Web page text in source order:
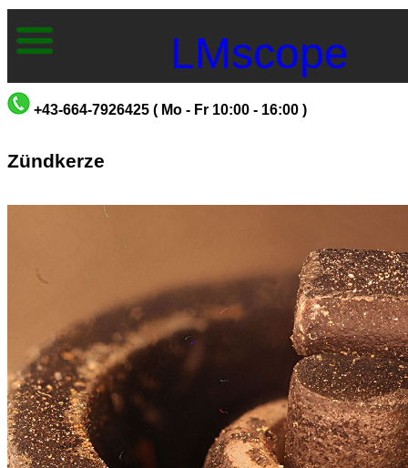
LMscope
+43-664-7926425 ( Mo - Fr 10:00 - 16:00 )
Zündkerze